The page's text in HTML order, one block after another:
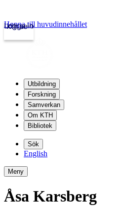
kth.se
Logga in
Hoppa till huvudinnehållet
Utbildning
Forskning
Samverkan
Om KTH
Bibliotek
Sök
English
Meny
Åsa Karsberg